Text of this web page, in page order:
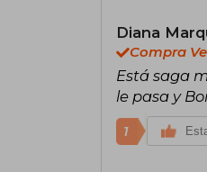
Diana
Compra
Está saga
le pasa y
1